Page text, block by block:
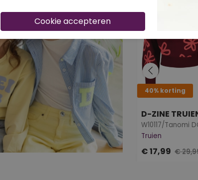
40% korting
D-ZINE
Truien
€ 17,99 €